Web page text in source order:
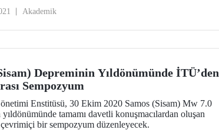
Akademik
Depreminin Yıldönümünde İTÜ’den
Sempozyum
Enstitüsü, 30 Ekim 2020 Samos (Sisam) Mw 7.0
tamamı davetli konuşmacılardan oluşan
çevrimiçi bir sempozyum düzenleyecek.